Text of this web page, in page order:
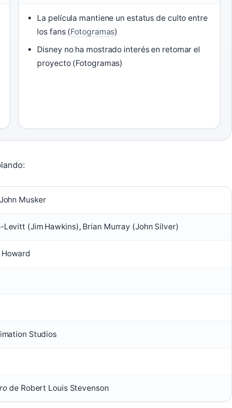
La película mantiene un estatus de culto entre
los fans (Fotogramas)
Disney no ha mostrado interés en retomar el
proyecto (Fotogramas)
Musker
Levitt (Jim Hawkins), Brian Murray (John Silver)
Studios
de Robert Louis Stevenson